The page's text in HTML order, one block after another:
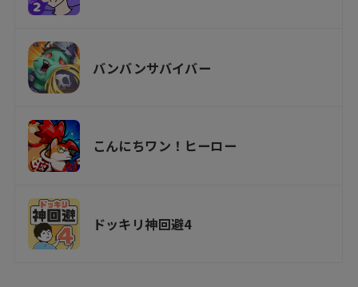
バンバンサバイバー
こんにちワン！ヒーロー
ドッキリ神回避4